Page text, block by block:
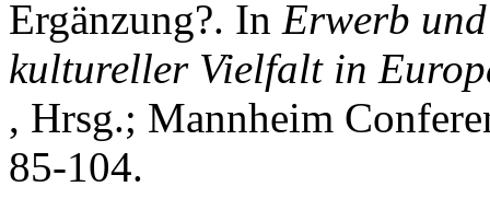
Ergänzung?. In Erwerb
kultureller Vielfalt in
, Hrsg.; Mannheim
85-104.